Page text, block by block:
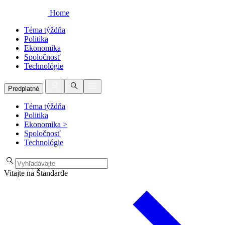
Home
Téma týždňa
Politika
Ekonomika
Spoločnosť
Technológie
Predplatné
Téma týždňa
Politika
Ekonomika >
Spoločnosť
Technológie
Vitajte na Štandarde